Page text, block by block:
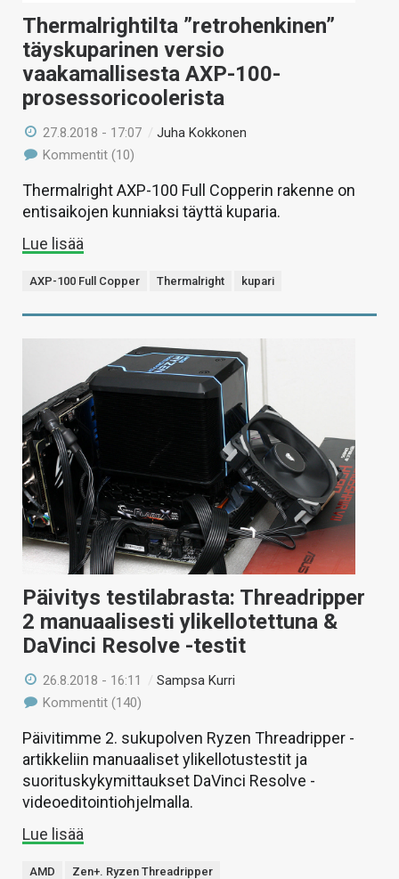
Thermalrightilta ”retrohenkinen”
täyskuparinen versio
vaakamallisesta AXP-100-
prosessoricoolerista
27.8.2018 - 17:07 /Juha Kokkonen
Kommentit (10)
Thermalright AXP-100 Full Copperin rakenne on
entisaikojen kunniaksi täyttä kuparia.
Lue lisää
AXP-100 Full Copper Thermalright kupari
Päivitys testilabrasta: Threadripper
2 manuaalisesti ylikellotettuna &
DaVinci Resolve -testit
26.8.2018 - 16:11 /Sampsa Kurri
Kommentit (140)
Päivitimme 2. sukupolven Ryzen Threadripper -
artikkeliin manuaaliset ylikellotustestit ja
suorituskykymittaukset DaVinci Resolve -
videoeditointiohjelmalla.
Lue lisää
AMD Zen+. Ryzen Threadripper